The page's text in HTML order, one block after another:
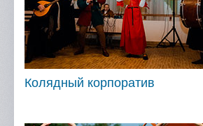
Колядный корпоратив